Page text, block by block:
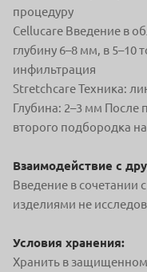
процедуру
Cellucare Введение в
глубину 6–8 мм, в 5–10
инфильтрация
Stretchcare Техника:
Глубина: 2–3 мм После
второго подбородка на
Взаимодействие с
Введение в сочетании
изделиями не
Условия хранения:
Хранить в защищенном